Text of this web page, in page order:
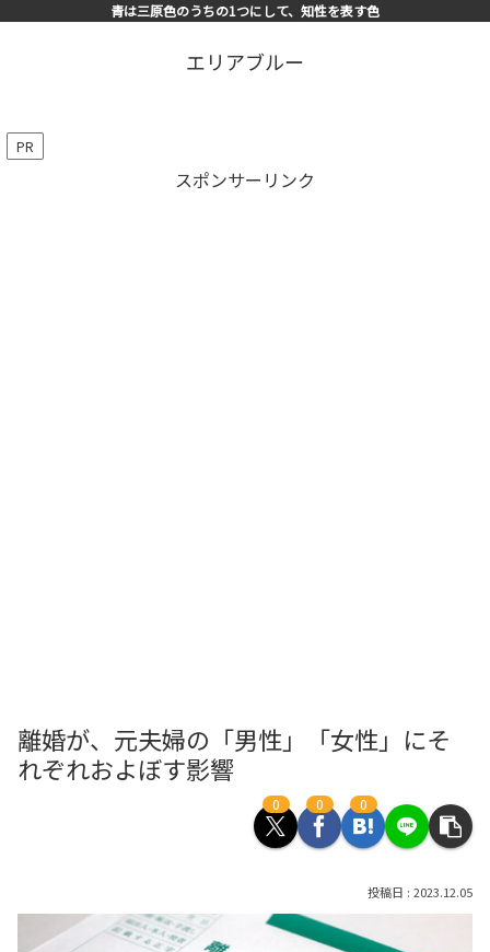
青は三原色のうちの1つにして、知性を表す色
エリアブルー
PR
スポンサーリンク
離婚が、元夫婦の「男性」「女性」にそ
れぞれおよぼす影響
0 0 0
2023.12.05